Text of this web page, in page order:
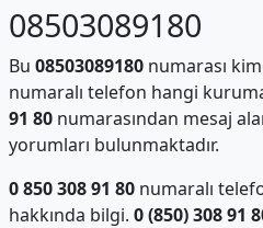
08503089180
Bu 08503089180numarası
numaralı telefon hangi
91 80numarasından mesaj
yorumları bulunmaktadır.
0 850 308 91 80numaralı
hakkında bilgi. 0 (850) 308 91